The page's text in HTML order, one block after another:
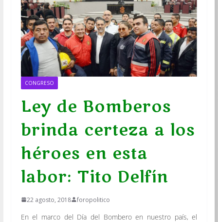
CONGRESO
Ley de Bomberos
brinda certeza a los
héroes en esta
labor: Tito Delfín
22 agosto, 2018 foropolitico
En el marco del Día del Bombero en nuestro país, el